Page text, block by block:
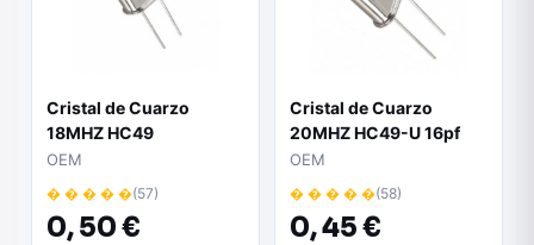
Cristal de Cuarzo
18MHZ HC49
OEM
� � � � �(57)
0,50 €
Cristal de Cuarzo
20MHZ HC49-U 16pf
OEM
� � � � �(58)
0,45 €